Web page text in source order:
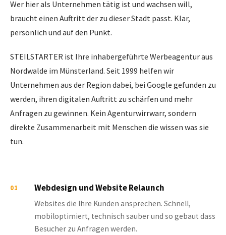
Wer hier als Unternehmen tätig ist und wachsen will,
braucht einen Auftritt der zu dieser Stadt passt. Klar,
persönlich und auf den Punkt.
STEILSTARTER ist Ihre inhabergeführte Werbeagentur aus
Nordwalde im Münsterland. Seit 1999 helfen wir
Unternehmen aus der Region dabei, bei Google gefunden zu
werden, ihren digitalen Auftritt zu schärfen und mehr
Anfragen zu gewinnen. Kein Agenturwirrwarr, sondern
direkte Zusammenarbeit mit Menschen die wissen was sie
tun.
01 Webdesign und Website Relaunch
Websites die Ihre Kunden ansprechen. Schnell,
mobiloptimiert, technisch sauber und so gebaut dass
Besucher zu Anfragen werden.